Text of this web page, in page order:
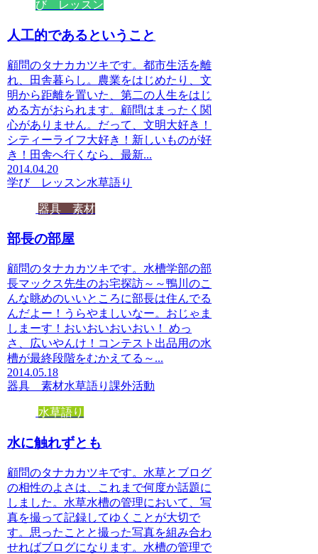
び レッスン
人工的であるということ
顧問のタナカカツキです。都市生活を離
れ、田舎暮らし。農業をはじめたり、文
明から距離を置いた、第二の人生をはじ
める方がおられます。顧問はまったく関
心がありません。だって、文明大好き！
シティーライフ大好き！新しいものが好
き！田舎へ行くなら、最新...
2014.04.20
学び レッスン水草語り
器具 素材
部長の部屋
顧問のタナカカツキです。水槽学部の部
長マックス先生のお宅探訪～～鴨川のこ
んな眺めのいいところに部長は住んでる
んだよー！うらやましいなー。おじゃま
しまーす！おいおいおいおい！ めっ
さ、広いやんけ！コンテスト出品用の水
槽が最終段階をむかえてる～...
2014.05.18
器具 素材水草語り課外活動
水草語り
水に触れずとも
顧問のタナカカツキです。水草とブログ
の相性のよさは、これまで何度か話題に
しました。水草水槽の管理において、写
真を撮って記録してゆくことが大切で
す。思ったことと撮った写真を組み合わ
せればブログになります。水槽の管理で